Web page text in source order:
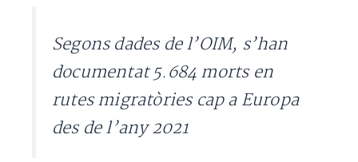
Segons dades de l’OIM, s’han
documentat 5.684 morts en
rutes migratòries cap a Europa
des de l’any 2021